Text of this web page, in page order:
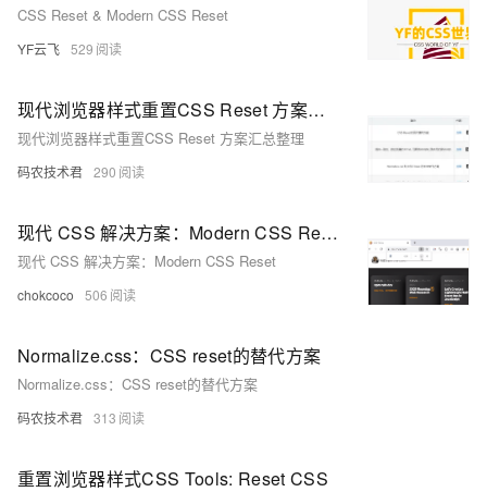
CSS Reset & Modern CSS Reset
YF云飞 529
现代浏览器样式重置CSS Reset 方案汇总整理
现代浏览器样式重置CSS Reset 方案汇总整理
码农技术君 290
现代 CSS 解决方案：Modern CSS Reset
现代 CSS 解决方案：Modern CSS Reset
chokcoco 506
Normalize.css：CSS reset的替代方案
Normalize.css：CSS reset的替代方案
码农技术君 313
重置浏览器样式CSS Tools: Reset CSS